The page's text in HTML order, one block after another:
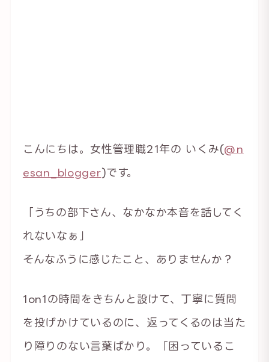
こんにちは。女性管理職21年の いくみ(@n
esan_blogger)です。
「うちの部下さん、なかなか本音を話してく
れないなぁ」
そんなふうに感じたこと、ありませんか？
1on1の時間をきちんと設けて、丁寧に質問
を投げかけているのに、返ってくるのは当た
り障りのない言葉ばかり。「困っているこ